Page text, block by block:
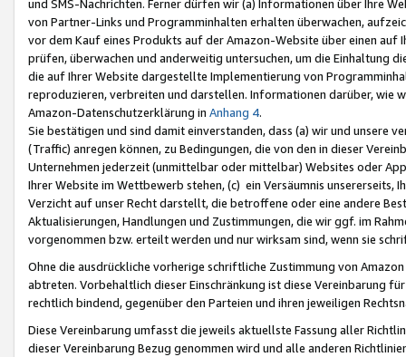
und SMS-Nachrichten. Ferner dürfen wir (a) Informationen über Ihre
von Partner-Links und Programminhalten erhalten überwachen,
vor dem Kauf eines Produkts auf der Amazon-Website über einen
prüfen, überwachen und anderweitig untersuchen, um die Einhaltung
die auf Ihrer Website dargestellte Implementierung von
reproduzieren, verbreiten und darstellen. Informationen darüber, wie
Amazon-Datenschutzerklärung in Anhang 4.
Sie bestätigen und sind damit einverstanden, dass (a) wir und
(Traffic) anregen können, zu Bedingungen, die von den in dieser
Unternehmen jederzeit (unmittelbar oder mittelbar) Websites oder
Ihrer Website im Wettbewerb stehen, (c) ein Versäumnis unsererseits,
Verzicht auf unser Recht darstellt, die betroffene oder eine andere
Aktualisierungen, Handlungen und Zustimmungen, die wir ggf. im
vorgenommen bzw. erteilt werden und nur wirksam sind, wenn sie
Ohne die ausdrückliche vorherige schriftliche Zustimmung von
abtreten. Vorbehaltlich dieser Einschränkung ist diese Vereinbarung
rechtlich bindend, gegenüber den Parteien und ihren jeweiligen
Diese Vereinbarung umfasst die jeweils aktuellste Fassung aller
dieser Vereinbarung Bezug genommen wird und alle anderen